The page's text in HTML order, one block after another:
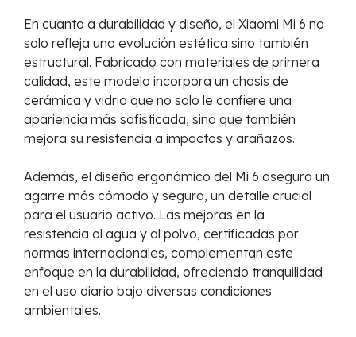
En cuanto a durabilidad y diseño, el Xiaomi Mi 6 no
solo refleja una evolución estética sino también
estructural. Fabricado con materiales de primera
calidad, este modelo incorpora un chasis de
cerámica y vidrio que no solo le confiere una
apariencia más sofisticada, sino que también
mejora su resistencia a impactos y arañazos.
Además, el diseño ergonómico del Mi 6 asegura un
agarre más cómodo y seguro, un detalle crucial
para el usuario activo. Las mejoras en la
resistencia al agua y al polvo, certificadas por
normas internacionales, complementan este
enfoque en la durabilidad, ofreciendo tranquilidad
en el uso diario bajo diversas condiciones
ambientales.